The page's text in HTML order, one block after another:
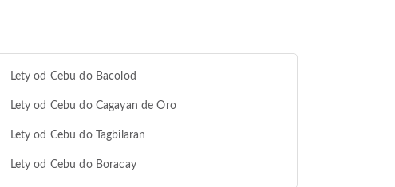
Lety od Cebu do Bacolod
Lety od Cebu do Cagayan de Oro
Lety od Cebu do Tagbilaran
Lety od Cebu do Boracay